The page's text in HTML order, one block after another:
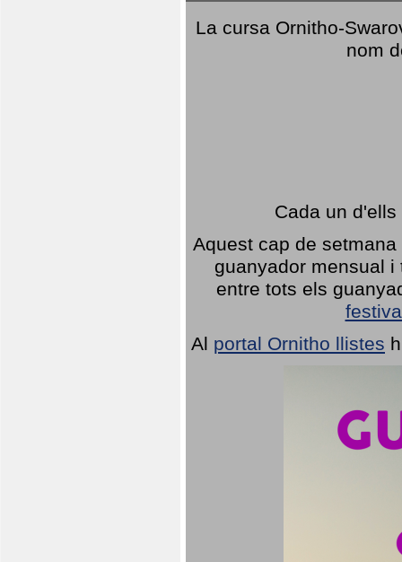
La cursa Ornitho-
nom
Cada un
Aquest cap de
guanyador mensual
entre tots els
Al portal Ornitho llistes